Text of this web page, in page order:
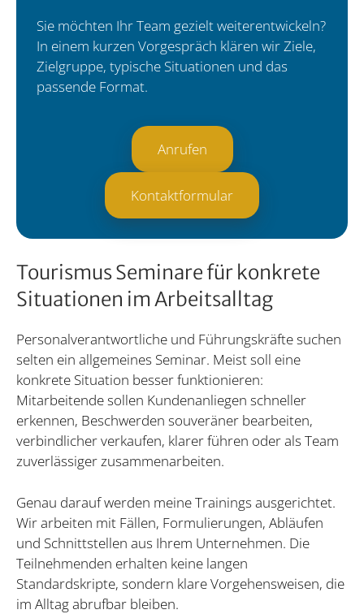
Sie möchten Ihr Team gezielt weiterentwickeln?
In einem kurzen Vorgespräch klären wir Ziele,
Zielgruppe, typische Situationen und das
passende Format.
Anrufen
Kontaktformular
Tourismus Seminare für konkrete
Situationen im Arbeitsalltag
Personalverantwortliche und Führungskräfte suchen
selten ein allgemeines Seminar. Meist soll eine
konkrete Situation besser funktionieren:
Mitarbeitende sollen Kundenanliegen schneller
erkennen, Beschwerden souveräner bearbeiten,
verbindlicher verkaufen, klarer führen oder als Team
zuverlässiger zusammenarbeiten.
Genau darauf werden meine Trainings ausgerichtet.
Wir arbeiten mit Fällen, Formulierungen, Abläufen
und Schnittstellen aus Ihrem Unternehmen. Die
Teilnehmenden erhalten keine langen
Standardskripte, sondern klare Vorgehensweisen, die
im Alltag abrufbar bleiben.